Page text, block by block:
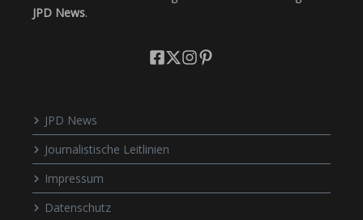
JPD News.
JPD News
Journalistische Leitlinien
Impressum
Datenschutz